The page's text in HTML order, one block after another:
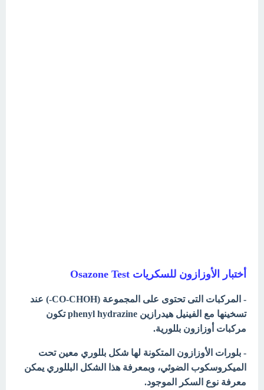
أختبار الأوزازون للسكريات Osazone Test
- المركبات التى تحتوى على المجموعة (CO-CHOH-) عند
تسخينها مع الفينيل هيدرازين phenyl hydrazine تكون
مركبات أوزازون بللورية.
- بلورات الأوزازون المتكونة لها شكل بللوري معين تحت
الميكروسكوب الضوئي، وبمعرفة هذا الشكل البللوري يمكن
معرفة نوع السكر الموجود.